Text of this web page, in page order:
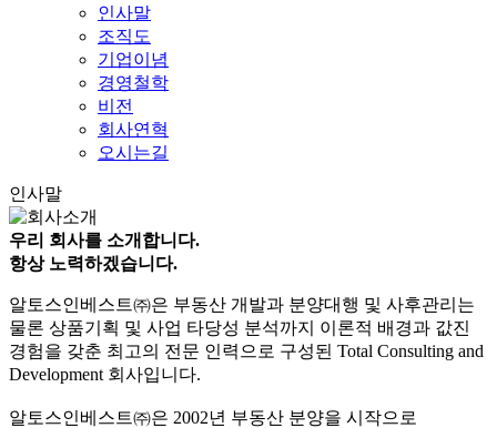
인사말
조직도
기업이념
경영철학
비전
회사연혁
오시는길
인사말
우리 회사를 소개합니다.
항상 노력하겠습니다.
알토스인베스트㈜은 부동산 개발과 분양대행 및 사후관리는
물론 상품기획 및 사업 타당성 분석까지 이론적 배경과 값진
경험을 갖춘 최고의 전문 인력으로 구성된 Total Consulting and
Development 회사입니다.
알토스인베스트㈜은 2002년 부동산 분양을 시작으로